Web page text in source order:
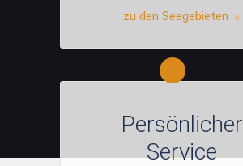
zu den Seegebieten
Persönlicher
Service